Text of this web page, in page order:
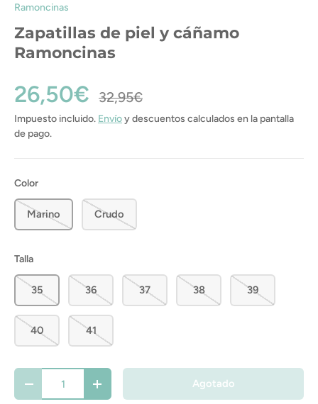
Ramoncinas
Zapatillas de piel y cáñamo
Ramoncinas
26,50€ 32,95€
Impuesto incluido. Envíoy descuentos calculados en la pantalla
de pago.
Color
Marino Crudo
Talla
35 36 37 38 39
40 41
- + Agotado